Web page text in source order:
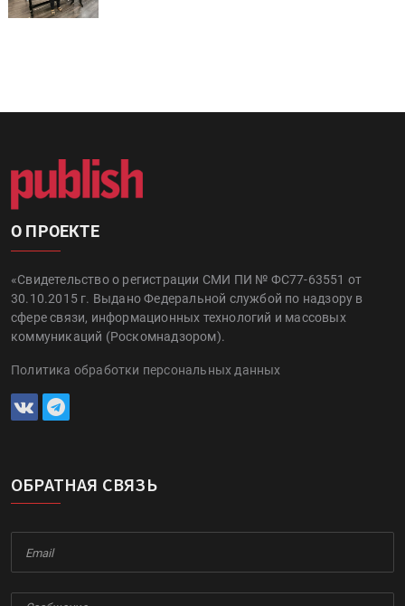
О ПРОЕКТЕ
«Свидетельство о регистрации СМИ ПИ № ФС77-63551 от
30.10.2015 г. Выдано Федеральной службой по надзору в
сфере связи, информационных технологий и массовых
коммуникаций (Роскомнадзором).
Политика обработки персональных данных
ОБРАТНАЯ СВЯЗЬ